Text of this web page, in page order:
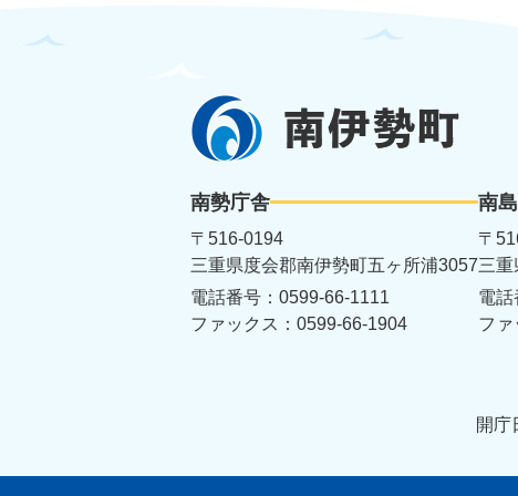
町
南勢庁舎
〒516-0194
三重県度会郡南伊勢町五ヶ所浦3057
電話番号：0599-66-1111
ファックス：0599-66-1904
南
〒
三
電話
フ
開庁